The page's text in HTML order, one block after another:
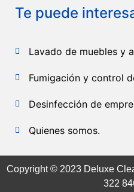
Te puede
Lavado de muebles y
Fumigación y control
Desinfección de
Quienes somos.
Copyright © 2023 Deluxe
322